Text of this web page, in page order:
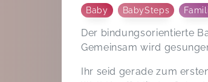
Baby BabySteps
Der bindungsorientierte
Gemeinsam wird
Ihr seid gerade zum